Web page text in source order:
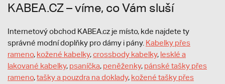
KABEA.CZ – víme, co Vám sluší
Internetový obchod KABEA.cz je místo, kde najdete ty
správné modní doplňky pro dámy i pány. Kabelky přes
rameno, kožené kabelky,crossbody kabelky, lesklé a
lakované kabelky, psaníčka, peněženky, pánské tašky přes
rameno,tašky a pouzdra na doklady, kožené tašky přes